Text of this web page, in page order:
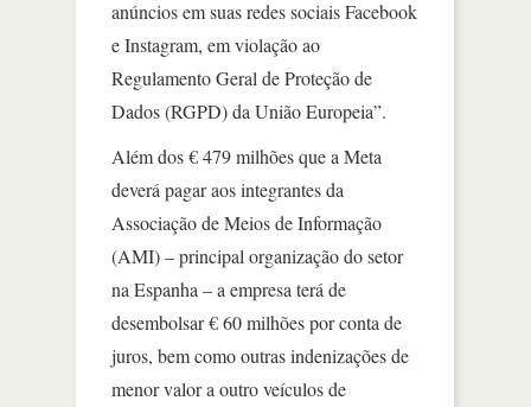
anúncios em suas redes sociais Facebook
e Instagram, em violação ao
Regulamento Geral de Proteção de
Dados (RGPD) da União Europeia”.
Além dos € 479 milhões que a Meta
deverá pagar aos integrantes da
Associação de Meios de Informação
(AMI) – principal organização do setor
na Espanha – a empresa terá de
desembolsar € 60 milhões por conta de
juros, bem como outras indenizações de
menor valor a outro veículos de